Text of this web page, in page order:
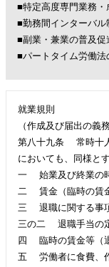
■特定高度専門業務
■勤務間インターバ
■副業・兼業の普及促
■パートタイム労働
就業規則
（作成及び届出の義務
第八十九条 常時十人
においても、同様とす
一 始業及び終業の時
二 賃金（臨時の賃金
三 退職に関する事
三の二 退職手当の定
四 臨時の賃金等（
五 労働者に食費、